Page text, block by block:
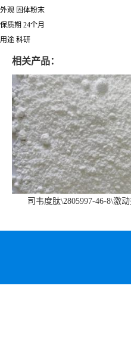
外观 固体粉末
保质期 24个月
用途 科研
相关产品：
司韦度肽\2805997-46-8\激